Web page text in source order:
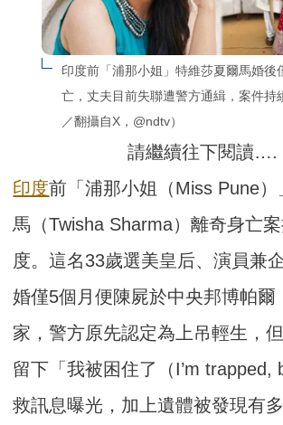
印度前「浦那小姐」特維莎夏爾馬婚後
亡，丈夫目前失聯遭警方通緝，案件持
／翻攝自X，@ndtv）
請繼續往下閱讀….
印度前「浦那小姐（Miss Pune）
馬（Twisha Sharma）離奇身亡
度。這名33歲選美皇后、演員兼
婚僅5個月便陳屍於中央邦博帕爾
家，警方原先認定為上吊輕生，
留下「我被困住了（I’m trapped,
救訊息曝光，加上遺體被發現有多